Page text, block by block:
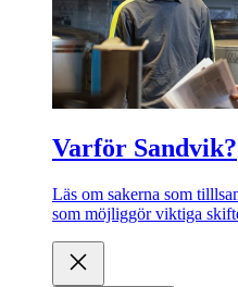
Varför Sandvik?
Läs om sakerna som
som möjliggör viktiga